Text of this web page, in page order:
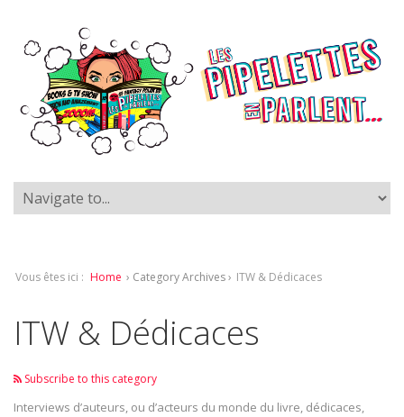
Vous êtes ici : Home › Category Archives › ITW & Dédicaces
ITW & Dédicaces
Subscribe to this category
Interviews d’auteurs, ou d’acteurs du monde du livre, dédicaces,